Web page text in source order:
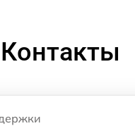
Контакты